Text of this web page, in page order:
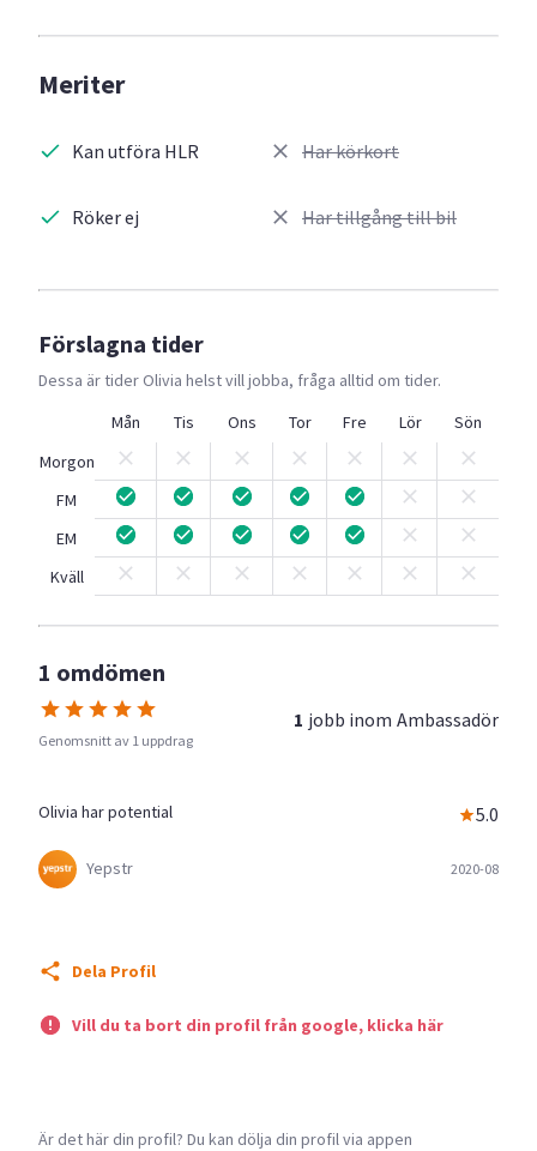
Meriter
Kan utföra HLR
Röker ej
Har körkort
Har tillgång till bil
Förslagna tider
Dessa är tider Olivia helst vill jobba, fråga alltid om tider.
Mån
Tis Ons Tor Fre Lör
Sön
Morgon
FM
EM
Kväll
1 omdömen
Genomsnitt av 1 uppdrag
1 jobb inom Ambassadör
Olivia har potential 5.0
Yepstr 2020-08
Dela Profil
Vill du ta bort din profil från google, klicka här
Är det här din profil? Du kan dölja din profil via appen